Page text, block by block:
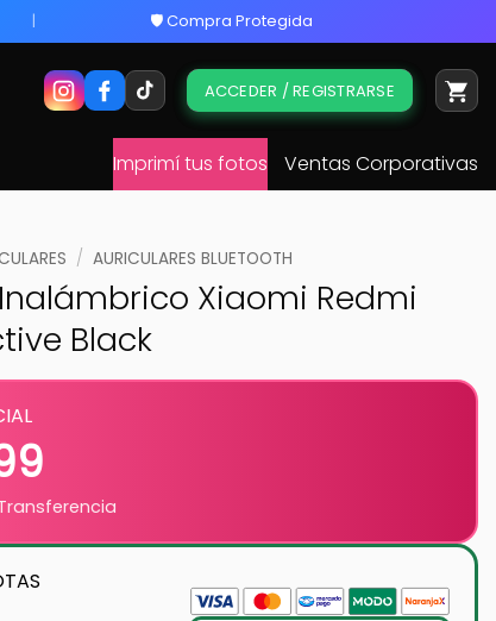
🛡️ Compra Protegida
ACCEDER / REGISTRARSE
Imprimí tus fotos Ventas Corporativas
/ AURICULARES BLUETOOTH
Xiaomi Redmi
Black